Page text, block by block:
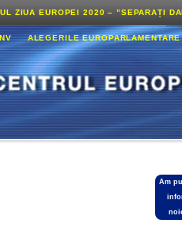
ZIUA EUROPEI 2020 – ”SEPARAȚI
ALEGERILE
Am